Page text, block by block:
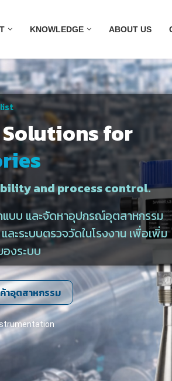
KNOWLEDGE ABOUT US
for
and process control.
แบบ และจัดหาอุปกรณ์อุตสาหกรรม
ะระบบตรวจวัดในโรงงาน เพื่อเพิ่ม
องระบบ
อุตสาหกรรม